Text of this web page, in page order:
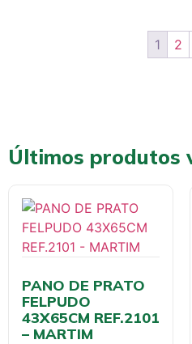
1 2
Últimos produtos
PANO DE PRATO
FELPUDO
43X65CM REF.2101
– MARTIM